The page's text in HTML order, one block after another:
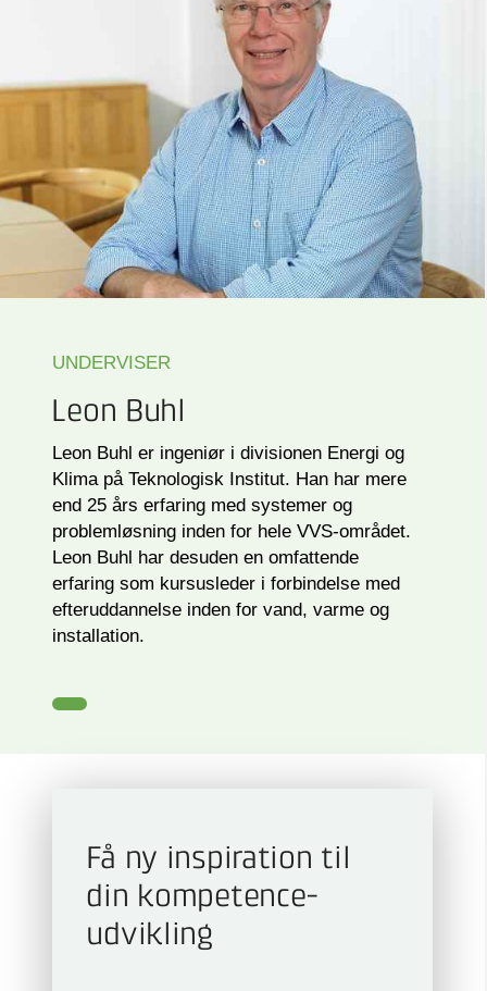
UNDERVISER
Leon Buhl
Leon Buhl er ingeniør i divisionen Energi og
Klima på Teknologisk Institut. Han har mere
end 25 års erfaring med systemer og
problemløsning inden for hele VVS-området.
Leon Buhl har desuden en omfattende
erfaring som kursusleder i forbindelse med
efteruddannelse inden for vand, varme og
installation.
Få ny inspiration til
din kompetence­
udvikling